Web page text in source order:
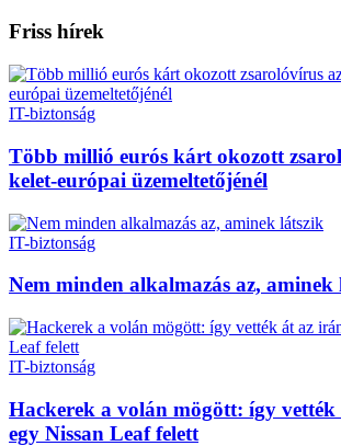
Friss hírek
IT-biztonság
Több millió eurós kárt okozott
kelet-európai üzemeltetőjénél
IT-biztonság
Nem minden alkalmazás az, aminek
IT-biztonság
Hackerek a volán mögött: így
egy Nissan Leaf felett